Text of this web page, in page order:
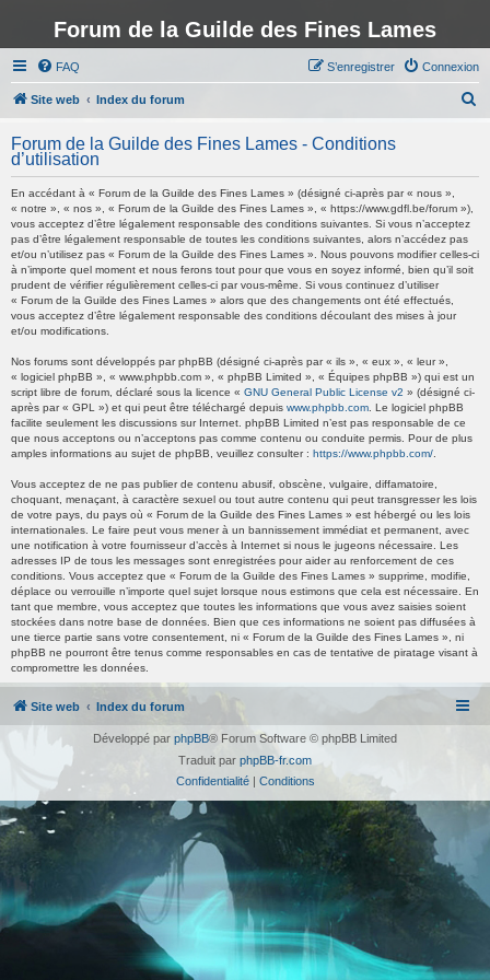
Forum de la Guilde des Fines Lames
FAQ Connexion
S’enregistrer
Site web Index du forum
h
c
Forum de la Guilde des Fines Lames - Conditions
d’utilisation
En accédant à « Forum de la Guilde des Fines Lames » (désigné ci-après par « nous »,
« notre », « nos », « Forum de la Guilde des Fines Lames », « https://www.gdfl.be/forum »),
vous acceptez d’être légalement responsable des conditions suivantes. Si vous n’acceptez
pas d’être légalement responsable de toutes les conditions suivantes, alors n’accédez pas
et/ou n’utilisez pas « Forum de la Guilde des Fines Lames ». Nous pouvons modifier celles-ci
à n’importe quel moment et nous ferons tout pour que vous en soyez informé, bien qu’il soit
prudent de vérifier régulièrement celles-ci par vous-même. Si vous continuez d’utiliser
« Forum de la Guilde des Fines Lames » alors que des changements ont été effectués,
vous acceptez d’être légalement responsable des conditions découlant des mises à jour
et/ou modifications.
Nos forums sont développés par phpBB (désigné ci-après par « ils », « eux », « leur »,
« logiciel phpBB », « www.phpbb.com », « phpBB Limited », « Équipes phpBB ») qui est un
script libre de forum, déclaré sous la licence « GNU General Public License v2 » (désigné ci-
après par « GPL ») et qui peut être téléchargé depuis www.phpbb.com . Le logiciel phpBB
facilite seulement les discussions sur Internet. phpBB Limited n’est pas responsable de ce
que nous acceptons ou n’acceptons pas comme contenu ou conduite permis. Pour de plus
amples informations au sujet de phpBB, veuillez consulter : https://www.phpbb.com/
Vous acceptez de ne pas publier de contenu abusif, obscène, vulgaire, diffamatoire,
choquant, menaçant, à caractère sexuel ou tout autre contenu qui peut transgresser les lois
de votre pays, du pays où « Forum de la Guilde des Fines Lames » est hébergé ou les lois
internationales. Le faire peut vous mener à un bannissement immédiat et permanent, avec
une notification à votre fournisseur d’accès à Internet si nous le jugeons nécessaire. Les
adresses IP de tous les messages sont enregistrées pour aider au renforcement de ces
conditions. Vous acceptez que « Forum de la Guilde des Fines Lames » supprime, modifie,
déplace ou verrouille n’importe quel sujet lorsque nous estimons que cela est nécessaire. En
tant que membre, vous acceptez que toutes les informations que vous avez saisies soient
stockées dans notre base de données. Bien que ces informations ne soient pas diffusées à
une tierce partie sans votre consentement, ni « Forum de la Guilde des Fines Lames », ni
phpBB ne pourront être tenus comme responsables en cas de tentative de piratage visant à
compromettre les données.
Site web Index du forum
Développé par phpBB® Forum Software © phpBB Limited
Traduit par phpBB-fr.com
Confidentialité| Conditions